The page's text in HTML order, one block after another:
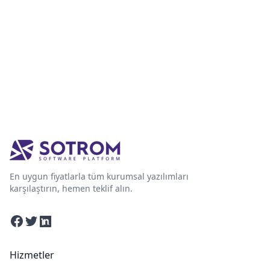
En uygun fiyatlarla tüm kurumsal yazılımları
karşılaştırın, hemen teklif alın.
Facebook
TwitterLinkedin
Hizmetler